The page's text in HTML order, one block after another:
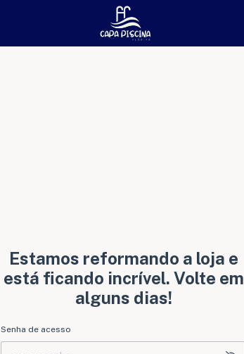
Estamos reformando a loja e
está ficando incrível. Volte em
alguns dias!
Senha de acesso